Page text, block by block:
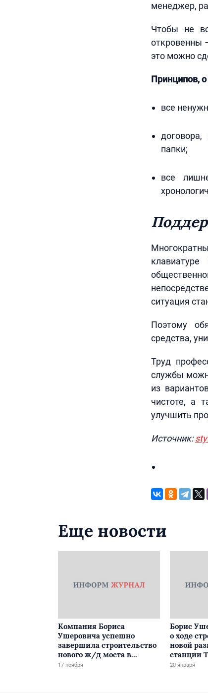
менеджер,
Чтобы не
откровенны
это можно
Принципов,
все
папки;
все
ситуация
Поэтому
средства,
Труд
службы
из
чистоте, а
улучшить
Источник:
Еще новости
Компания Бориса
Ушеровича успешно
завершила строительство
нового ж/д моста в
Забайкалье
17 ноября
Борис
о ходе
новой
станции
20 января